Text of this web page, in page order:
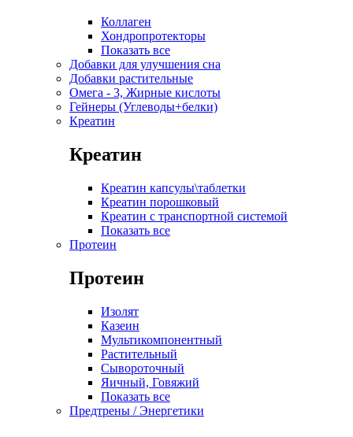
Коллаген
Хондропротекторы
Показать все
Добавки для улучшения сна
Добавки растительные
Омега - 3, Жирные кислоты
Гейнеры (Углеводы+белки)
Креатин
Креатин
Креатин капсулы\таблетки
Креатин порошковый
Креатин с транспортной системой
Показать все
Протеин
Протеин
Изолят
Казеин
Мультикомпонентный
Растительный
Сывороточный
Яичный, Говяжий
Показать все
Предтрены / Энергетики